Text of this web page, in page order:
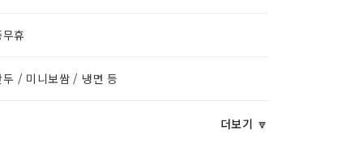
휴
두 / 미니보쌈 / 냉면 등
더보기 🔽